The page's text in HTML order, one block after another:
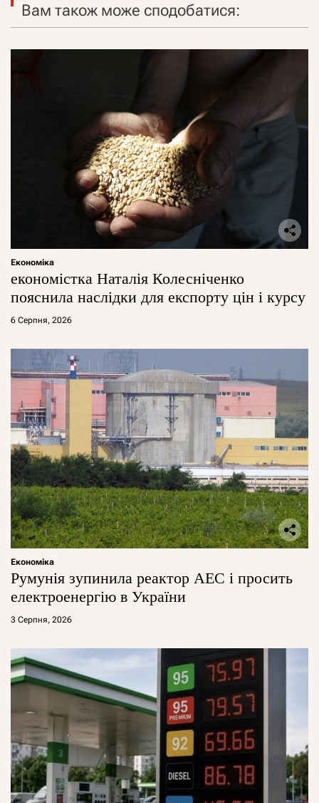
Вам також може сподобатися:
Економіка
економістка Наталія Колесніченко
пояснила наслідки для експорту цін і курсу
6 Серпня, 2026
Економіка
Румунія зупинила реактор АЕС і просить
електроенергію в України
3 Серпня, 2026